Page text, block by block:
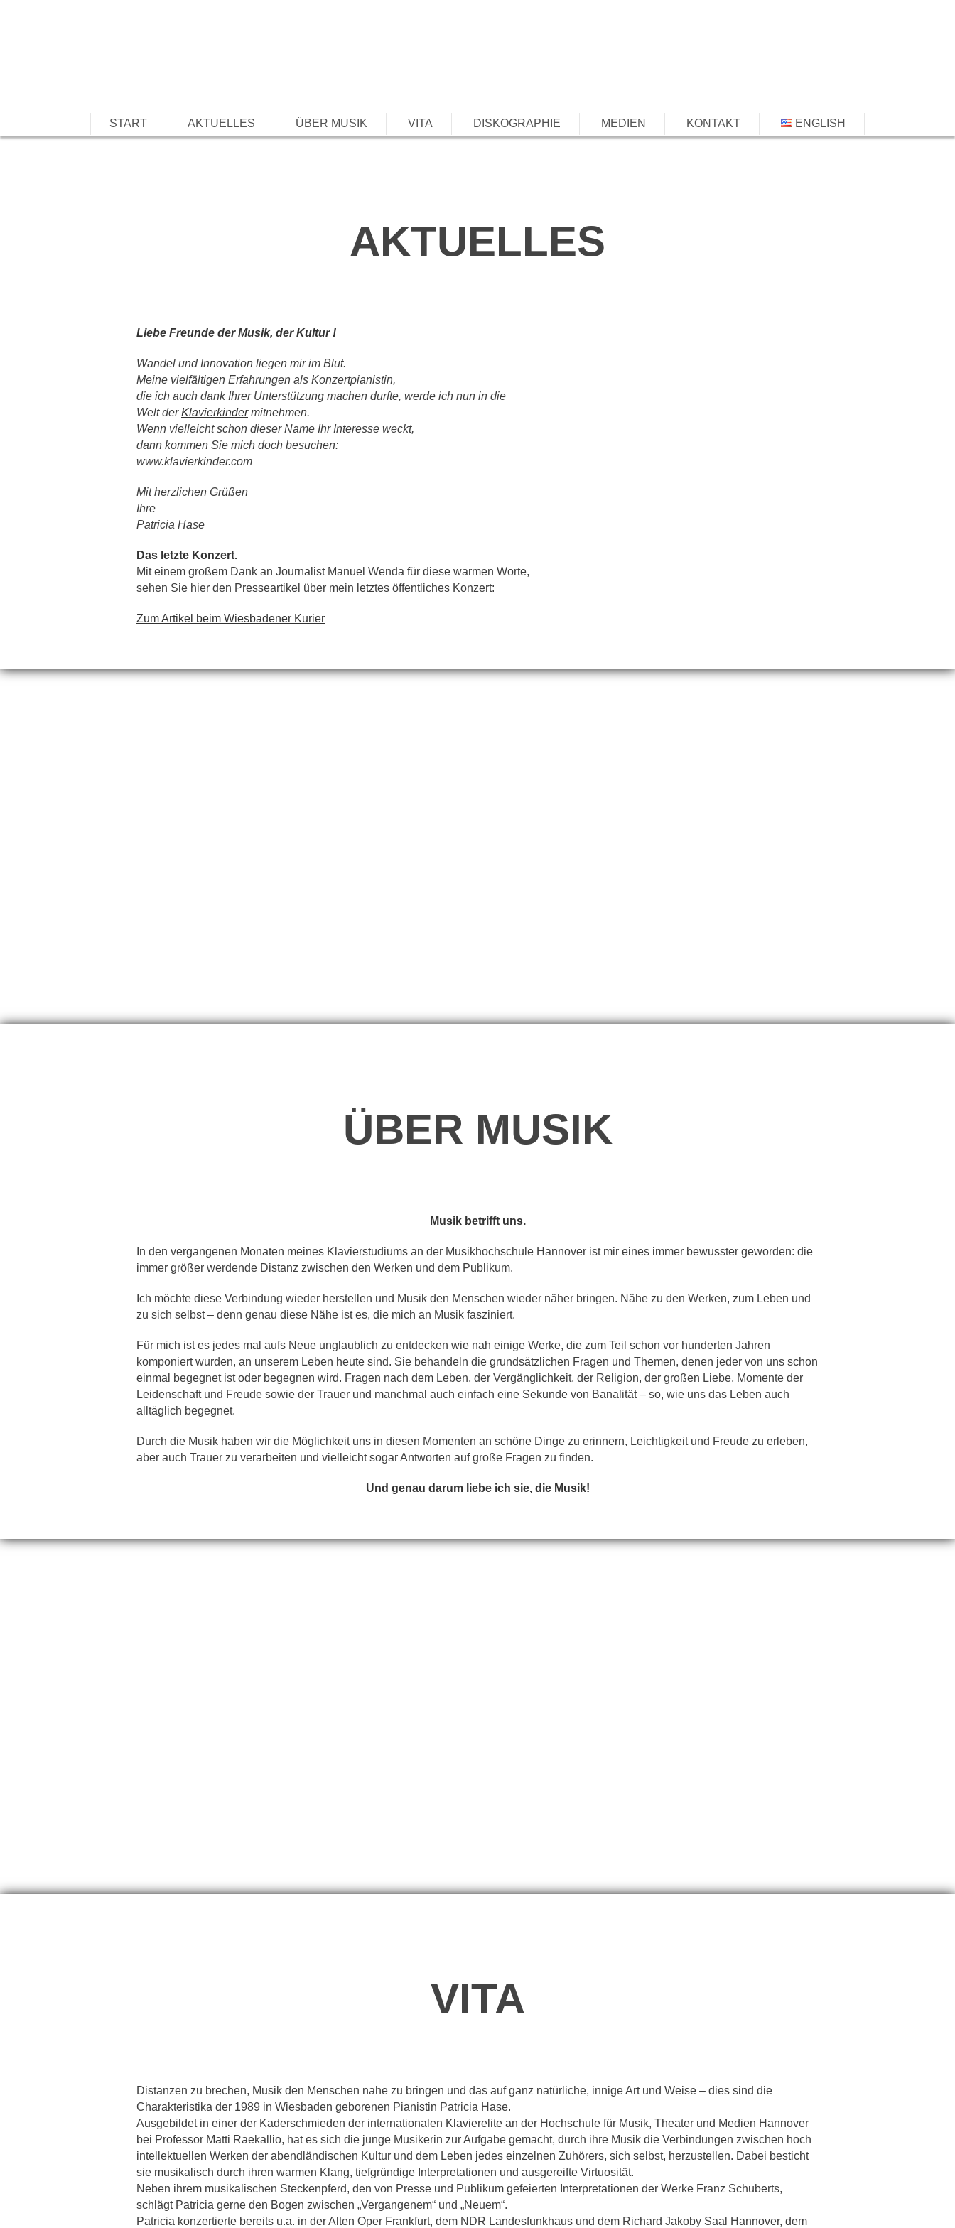
START AKTUELLES ÜBER MUSIK VITA DISKOGRAPHIE MEDIEN KONTAKT ENGLISH
AKTUELLES
Liebe Freunde der Musik, der Kultur !
Wandel und Innovation liegen mir im Blut.
Meine vielfältigen Erfahrungen als Konzertpianistin,
die ich auch dank Ihrer Unterstützung machen durfte, werde ich nun in die
Welt derKlavierkindermitnehmen.
Wenn vielleicht schon dieser Name Ihr Interesse weckt,
dann kommen Sie mich doch besuchen:
www.klavierkinder.com
Mit herzlichen Grüßen
Ihre
Patricia Hase
Das letzte Konzert.
Mit einem großem Dank an Journalist Manuel Wenda für diese warmen Worte,
sehen Sie hier den Presseartikel über mein letztes öffentliches Konzert:
Zum Artikel beim Wiesbadener Kurier
ÜBER MUSIK
Musik betrifft uns.
In den vergangenen Monaten meines Klavierstudiums an der Musikhochschule Hannover ist mir eines immer bewusster geworden: die
immer größer werdende Distanz zwischen den Werken und dem Publikum.
Ich möchte diese Verbindung wieder herstellen und Musik den Menschen wieder näher bringen. Nähe zu den Werken, zum Leben und
zu sich selbst – denn genau diese Nähe ist es, die mich an Musik fasziniert.
Für mich ist es jedes mal aufs Neue unglaublich zu entdecken wie nah einige Werke, die zum Teil schon vor hunderten Jahren
komponiert wurden, an unserem Leben heute sind. Sie behandeln die grundsätzlichen Fragen und Themen, denen jeder von uns schon
einmal begegnet ist oder begegnen wird. Fragen nach dem Leben, der Vergänglichkeit, der Religion, der großen Liebe, Momente der
Leidenschaft und Freude sowie der Trauer und manchmal auch einfach eine Sekunde von Banalität – so, wie uns das Leben auch
alltäglich begegnet.
Durch die Musik haben wir die Möglichkeit uns in diesen Momenten an schöne Dinge zu erinnern, Leichtigkeit und Freude zu erleben,
aber auch Trauer zu verarbeiten und vielleicht sogar Antworten auf große Fragen zu finden.
Und genau darum liebe ich sie, die Musik!
VITA
Distanzen zu brechen, Musik den Menschen nahe zu bringen und das auf ganz natürliche, innige Art und Weise – dies sind die
Charakteristika der 1989 in Wiesbaden geborenen Pianistin Patricia Hase.
Ausgebildet in einer der Kaderschmieden der internationalen Klavierelite an der Hochschule für Musik, Theater und Medien Hannover
bei Professor Matti Raekallio, hat es sich die junge Musikerin zur Aufgabe gemacht, durch ihre Musik die Verbindungen zwischen hoch
intellektuellen Werken der abendländischen Kultur und dem Leben jedes einzelnen Zuhörers, sich selbst, herzustellen. Dabei besticht
sie musikalisch durch ihren warmen Klang, tiefgründige Interpretationen und ausgereifte Virtuosität.
Neben ihrem musikalischen Steckenpferd, den von Presse und Publikum gefeierten Interpretationen der Werke Franz Schuberts,
schlägt Patricia gerne den Bogen zwischen „Vergangenem“ und „Neuem“.
Patricia konzertierte bereits u.a. in der Alten Oper Frankfurt, dem NDR Landesfunkhaus und dem Richard Jakoby Saal Hannover, dem